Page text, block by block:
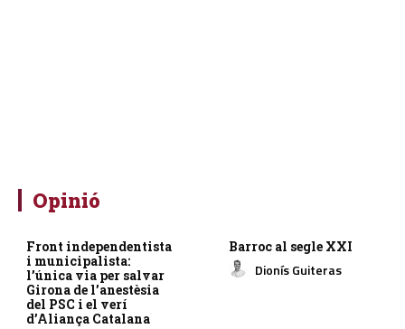
Opinió
Front independentista
i municipalista:
l’única via per salvar
Girona de l’anestèsia
del PSC i el verí
d’Aliança Catalana
Barroc al segle XXI
Dionís Guiteras